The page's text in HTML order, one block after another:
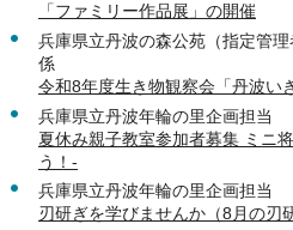
「ファミリー作品展」の開催
兵庫県立丹波の森公苑（指定管
係
令和8年度生き物観察会「丹波い
兵庫県立丹波年輪の里企画担当
夏休み親子教室参加者募集 ミニ
う！-
兵庫県立丹波年輪の里企画担当
刃研ぎを学びませんか（8月の刃